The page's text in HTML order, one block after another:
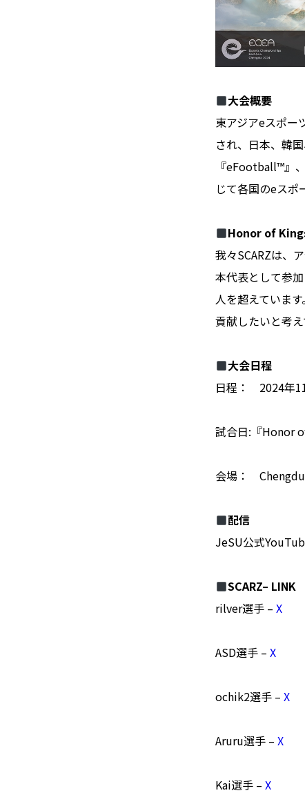
大会概要
東アジアeスポー
され、日本、韓
『eFootball™』
じて各国のeスポ
Honor of
我々SCARZは、
本代表として参
人を超えていま
貢献したいと考え
大会日程
日程： 2024年
試合日:『Honor
会場：
配信
JeSU公式
SCARZ– LINK
rilver選手 – X
ASD選手 – X
ochik2選手 – X
Aruru選手 – X
Kai選手 – X